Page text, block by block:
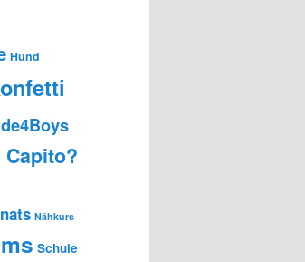
Hund
Capito?
Nähkurs
Schule